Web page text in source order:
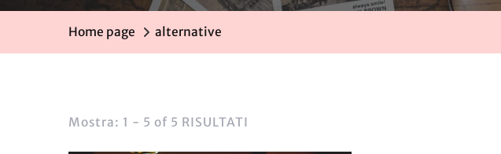
Home page alternative
Mostra: 1 - 5 of 5 RISULTATI